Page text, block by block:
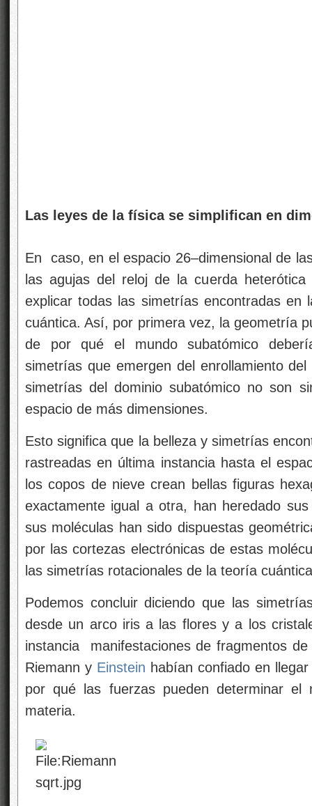
Las leyes de la física se simplifican en
En
caso, en el espacio 26–dimensional de
las agujas del reloj de la cuerda
explicar todas las simetrías encontradas
cuántica. Así, por primera vez, la geometría
de por qué el mundo subatómico
simetrías que emergen del enrollamiento
simetrías del dominio subatómico no son
espacio de más dimensiones.
Esto significa que la belleza y simetrías
rastreadas en última instancia hasta el
los copos de nieve crean bellas figuras
exactamente igual a otra, han heredado
sus moléculas han sido dispuestas
por las cortezas electrónicas de estas
las simetrías rotacionales de la teoría
Podemos concluir diciendo que las
desde un arco iris a las flores y a los
instancia
manifestaciones de fragmentos
Riemann y Einstein habían confiado en
por qué las fuerzas pueden determinar
materia.